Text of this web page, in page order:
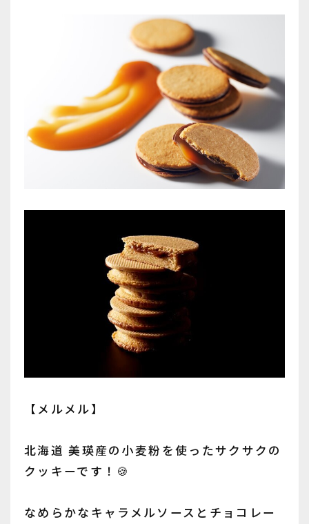
【メルメル】
北海道 美瑛産の小麦粉を使ったサクサクの
クッキーです！🍪
なめらかなキャラメルソースとチョコレー